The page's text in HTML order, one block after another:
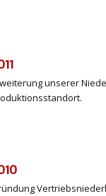
unserer